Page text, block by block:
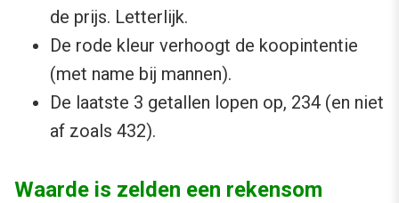
de prijs. Letterlijk.
De rode kleur verhoogt de koopintentie
(met name bij mannen).
De laatste 3 getallen lopen op, 234 (en niet
af zoals 432).
Waarde is zelden een rekensom